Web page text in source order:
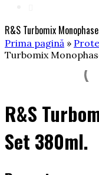
R&S Turbomix
Prima pagină »
Turbomix
R&S
Set 380ml.